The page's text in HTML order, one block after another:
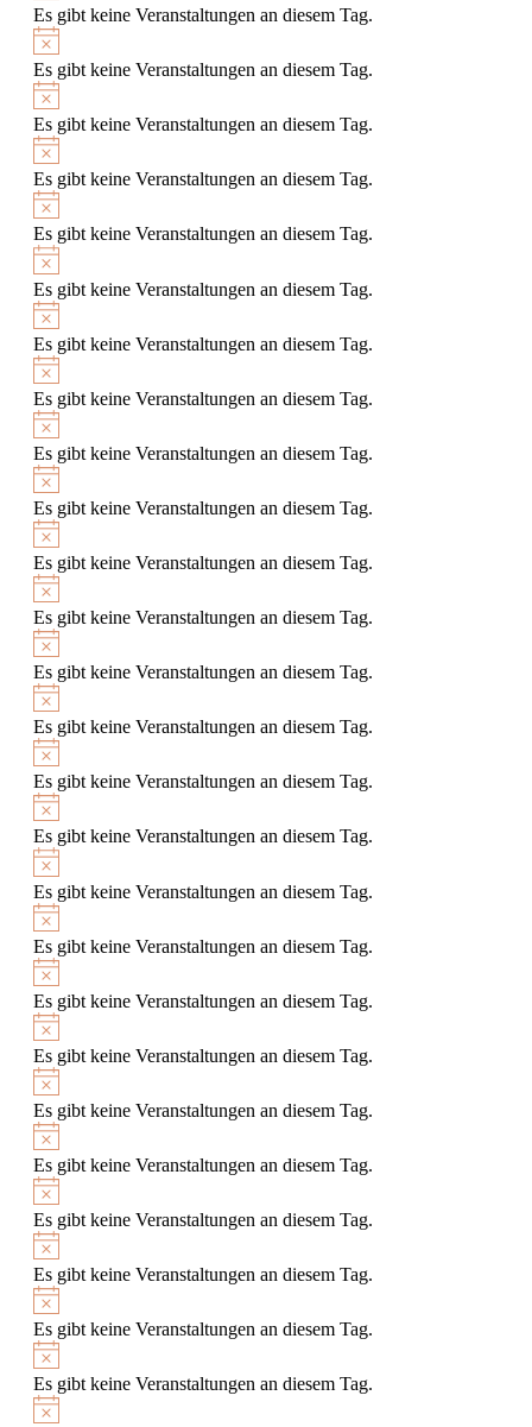
Es gibt keine Veranstaltungen an diesem Tag.
Hinweis
Es gibt keine Veranstaltungen an diesem Tag.
Hinweis
Es gibt keine Veranstaltungen an diesem Tag.
Hinweis
Es gibt keine Veranstaltungen an diesem Tag.
Hinweis
Es gibt keine Veranstaltungen an diesem Tag.
Hinweis
Es gibt keine Veranstaltungen an diesem Tag.
Hinweis
Es gibt keine Veranstaltungen an diesem Tag.
Hinweis
Es gibt keine Veranstaltungen an diesem Tag.
Hinweis
Es gibt keine Veranstaltungen an diesem Tag.
Hinweis
Es gibt keine Veranstaltungen an diesem Tag.
Hinweis
Es gibt keine Veranstaltungen an diesem Tag.
Hinweis
Es gibt keine Veranstaltungen an diesem Tag.
Hinweis
Es gibt keine Veranstaltungen an diesem Tag.
Hinweis
Es gibt keine Veranstaltungen an diesem Tag.
Hinweis
Es gibt keine Veranstaltungen an diesem Tag.
Hinweis
Es gibt keine Veranstaltungen an diesem Tag.
Hinweis
Es gibt keine Veranstaltungen an diesem Tag.
Hinweis
Es gibt keine Veranstaltungen an diesem Tag.
Hinweis
Es gibt keine Veranstaltungen an diesem Tag.
Hinweis
Es gibt keine Veranstaltungen an diesem Tag.
Hinweis
Es gibt keine Veranstaltungen an diesem Tag.
Hinweis
Es gibt keine Veranstaltungen an diesem Tag.
Hinweis
Es gibt keine Veranstaltungen an diesem Tag.
Hinweis
Es gibt keine Veranstaltungen an diesem Tag.
Hinweis
Es gibt keine Veranstaltungen an diesem Tag.
Hinweis
Es gibt keine Veranstaltungen an diesem Tag.
Hinweis